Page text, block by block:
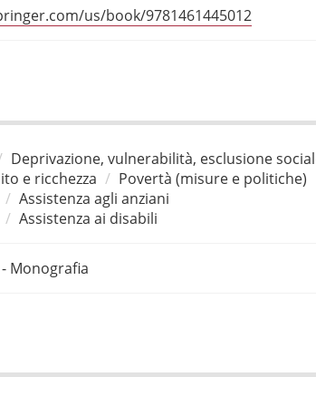
us/book/9781461445012
Deprivazione, vulnerabilità, esclusione
e ricchezza
Povertà (misure e politiche)
Assistenza agli anziani
Assistenza ai disabili
Monografia